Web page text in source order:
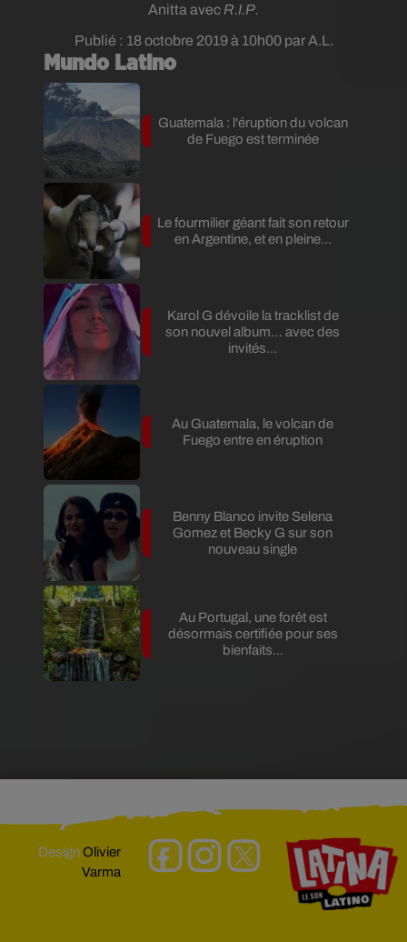
Publié : 18 octobre 2019 à 10h00 par A.L.
Anitta avec R.I.P.
Mundo Latino
Guatemala : l'éruption du volcan
de Fuego est terminée
Le fourmilier géant fait son retour
en Argentine, et en pleine...
Karol G dévoile la tracklist de
son nouvel album… avec des
invités...
Au Guatemala, le volcan de
Fuego entre en éruption
Benny Blanco invite Selena
Gomez et Becky G sur son
nouveau single
Au Portugal, une forêt est
désormais certifiée pour ses
bienfaits...
DesignOlivier
Varma